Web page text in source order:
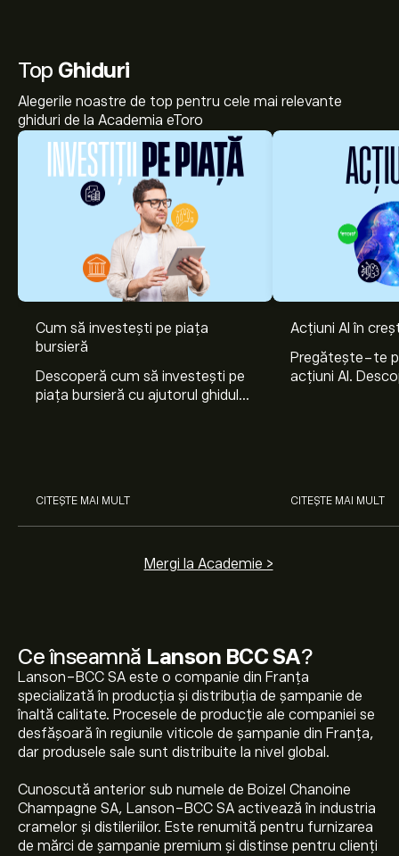
Ce înseamnă Lanson BCC SA?
Lanson-BCC SA este o companie din Franța
specializată în producția și distribuția de șampanie de
înaltă calitate. Procesele de producție ale companiei se
desfășoară în regiunile viticole de șampanie din Franța,
dar produsele sale sunt distribuite la nivel global.
Cunoscută anterior sub numele de Boizel Chanoine
Champagne SA, Lanson-BCC SA activează în industria
cramelor și distileriilor. Este renumită pentru furnizarea
de mărci de șampanie premium și distinse pentru clienți
Top Ghiduri
Alegerile noastre de top pentru cele mai relevante
ghiduri de la Academia eToro
Cum să investești pe piața
bursieră
Descoperă cum să investești pe
piața bursieră cu ajutorul ghidului
CITEȘTE MAI MULT
Acțiuni AI în
Pregătește-te
acțiuni AI.
CITEȘTE MAI MULT
Mergi la Academie >